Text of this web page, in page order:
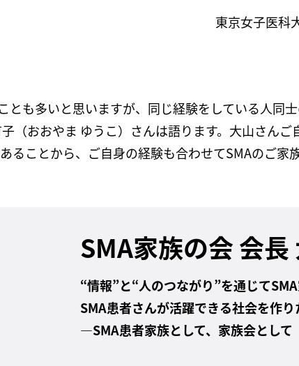
東京女子医科
とも多いと思いますが、同じ経験をしている人同
（おおやま ゆうこ）さんは語ります。大山さん
ることから、ご自身の経験も合わせてSMAのご家
SMA家族の会 会
“情報”と“人のつながり”を通じてSMA
SMA患者さんが活躍できる社会を作り
―SMA患者家族として、家族会として